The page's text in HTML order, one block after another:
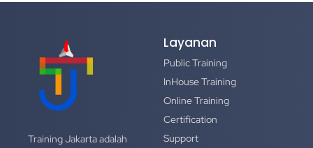
Training Jakarta adalah
Layanan
Public Training
InHouse Training
Online Training
Certification
Support